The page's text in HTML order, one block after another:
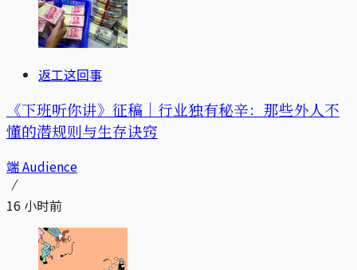
返工这回事
《下班听你讲》征稿｜行业独有秘辛：那些外人不
懂的潜规则与生存诀窍
端 Audience
16 小时前